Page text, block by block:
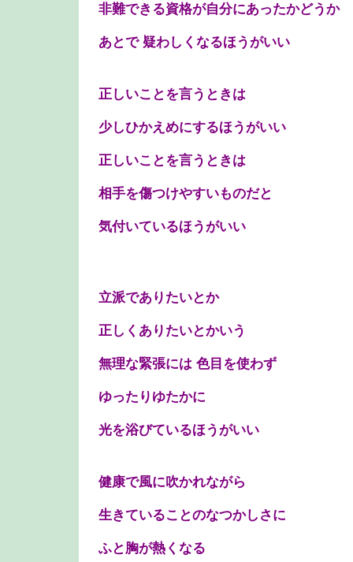
非難できる資格が自分にあったかどうか
あとで 疑わしくなるほうがいい
正しいことを言うときは
少しひかえめにするほうがいい
正しいことを言うときは
相手を傷つけやすいものだと
気付いているほうがいい
立派でありたいとか
正しくありたいとかいう
無理な緊張には 色目を使わず
ゆったりゆたかに
光を浴びているほうがいい
健康で風に吹かれながら
生きていることのなつかしさに
ふと胸が熱くなる